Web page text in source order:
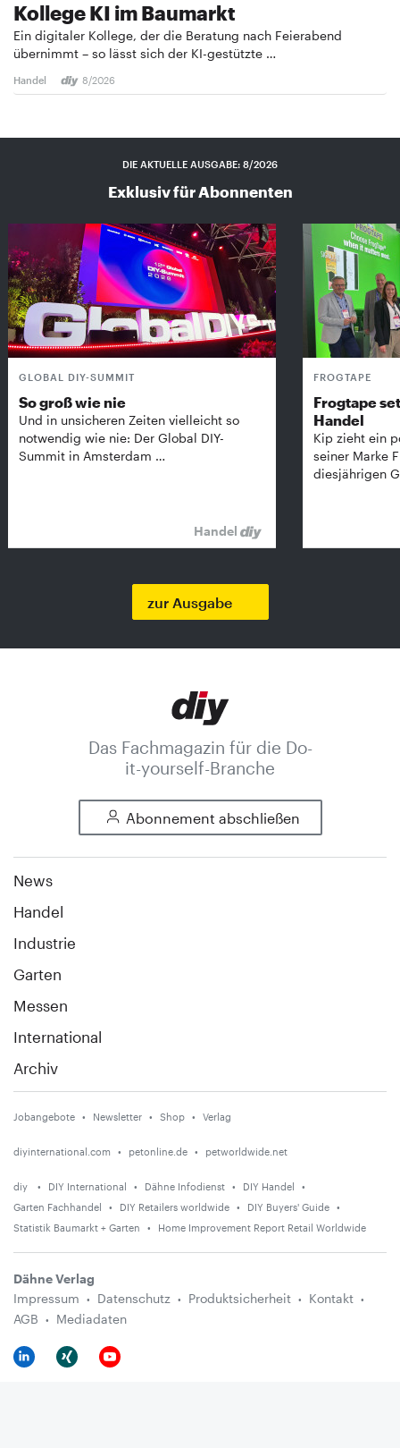
Kollege KI im Baumarkt
Ein digitaler Kollege, der die Beratung nach Feierabend
übernimmt – so lässt sich der KI-gestützte …
Handel 8/2026
DIE AKTUELLE AUSGABE: 8/2026
Exklusiv für Abonnenten
GLOBAL DIY-SUMMIT
So groß wie nie
Und in unsicheren Zeiten vielleicht so
notwendig wie nie: Der Global DIY-
Summit in Amsterdam …
Handel
FROGTAPE
Frogtape
Handel
Kip zieht ein
seiner Marke
diesjährigen
zur Ausgabe
Das Fachmagazin für die Do-
it-yourself-Branche
Abonnement abschließen
News
Handel
Industrie
Garten
Messen
International
Archiv
Jobangebote Newsletter Shop Verlag
diyinternational.com petonline.de petworldwide.net
diy DIY International Dähne Infodienst
DIY Handel
Garten Fachhandel
DIY Retailers worldwide
DIY Buyers' Guide
Statistik Baumarkt + Garten
Home Improvement Report Retail Worldwide
Dähne Verlag
Impressum
Datenschutz Produktsicherheit
Kontakt
AGB
Mediadaten